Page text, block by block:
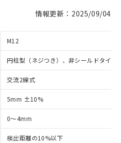
情報更新：2025/09/04
M12
円柱型（ネジつき）、非シールドタイプ
交流2線式
5mm ±10%
0～4mm
検出距離の10%以下